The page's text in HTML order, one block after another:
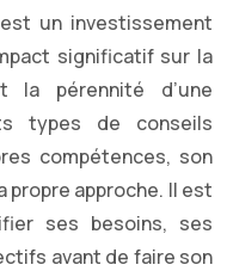
un investissement
significatif sur la
la pérennité d’une
types de conseils
compétences, son
propre approche. Il est
ses besoins, ses
avant de faire son